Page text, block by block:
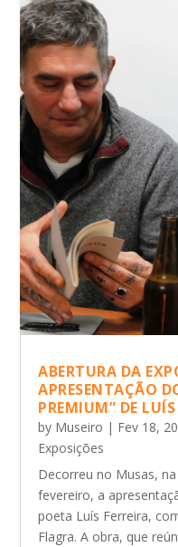
ABERTURA DA
APRESENTAÇÃO
PREMIUM” DE LUÍS
by Museiro | Fev 18,
Exposições
Decorreu no Musas,
fevereiro, a
poeta Luís Ferreira,
Flagra. A obra, que